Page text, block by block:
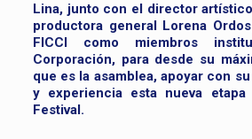
Lina, junto con el director
productora general Lorena
FICCI como miembros
Corporación, para desde su
que es la asamblea, apoyar con
y experiencia esta nueva etapa
Festival.